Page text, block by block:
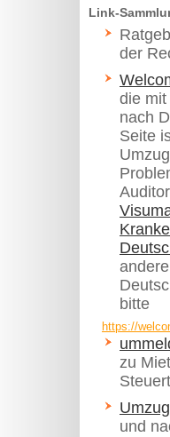
Link-
der
die
nach
Seite
bitte
https://
zu
und